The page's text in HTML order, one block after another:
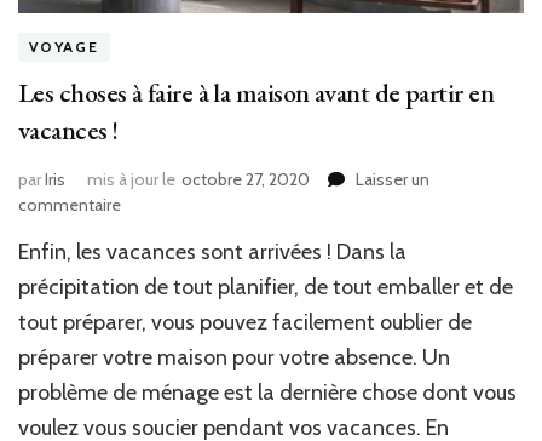
VOYAGE
Les choses à faire à la maison avant de partir en
vacances !
parIris mis à jour le octobre 27, 2020
Laisser un
commentairesur
choses
à
à
la
maison
de
Enfin, les vacances sont arrivées ! Dans la
précipitation de tout planifier, de tout emballer et de
tout préparer, vous pouvez facilement oublier de
préparer votre maison pour votre absence. Un
problème de ménage est la dernière chose dont vous
voulez vous soucier pendant vos vacances. En